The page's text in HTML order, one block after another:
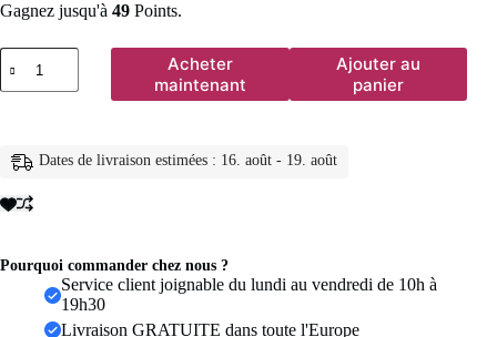
Gagnez jusqu'à 49 Points.
quantité
de
Vnox
anneaux
acier
timbre
personnaliser
Acheter
maintenant
Ajouter au
panier
Dates de livraison estimées : 16. août - 19. août
Pourquoi commander chez nous ?
Service client joignable du lundi au vendredi de 10h à
19h30
Livraison GRATUITE dans toute l'Europe